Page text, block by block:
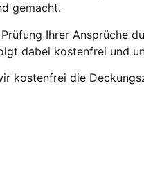
gemacht.
Ihrer Ansprüche
dabei kostenfrei und
kostenfrei die